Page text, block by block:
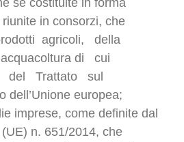
in consorzi, che
agricoli, della
di cui
del Trattato sul
dell’Unione europea;
imprese, come definite dal
n. 651/2014, che